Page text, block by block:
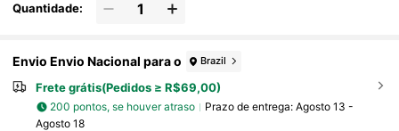
Quantidade:
Envio Envio Nacional para o Brazil
Frete grátis(Pedidos ≥ R$69,00)
200 pontos, se houver atraso Prazo de entrega: Agosto 13 -
Agosto 18